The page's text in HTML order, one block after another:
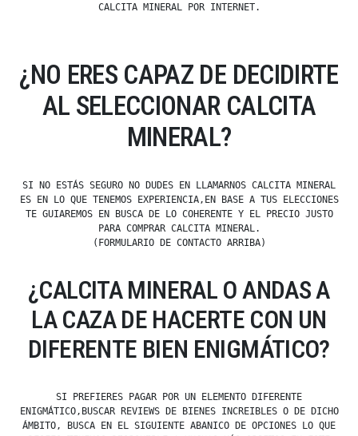
CALCITA MINERAL POR INTERNET.
¿NO ERES CAPAZ DE DECIDIRTE
AL SELECCIONAR CALCITA
MINERAL?
SI NO ESTÁS SEGURO NO DUDES EN LLAMARNOS CALCITA MINERAL
ES EN LO QUE TENEMOS EXPERIENCIA,EN BASE A TUS ELECCIONES
TE GUIAREMOS EN BUSCA DE LO COHERENTE Y EL PRECIO JUSTO
PARA COMPRAR CALCITA MINERAL.
(FORMULARIO DE CONTACTO ARRIBA)
¿CALCITA MINERAL O ANDAS A
LA CAZA DE HACERTE CON UN
DIFERENTE BIEN ENIGMÁTICO?
SI PREFIERES PAGAR POR UN ELEMENTO DIFERENTE
ENIGMÁTICO,BUSCAR REVIEWS DE BIENES INCREIBLES O DE DICHO
ÁMBITO, BUSCA EN EL SIGUIENTE ABANICO DE OPCIONES LO QUE